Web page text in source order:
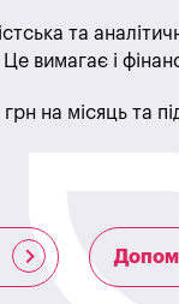
та
вимагає і
на місяць та